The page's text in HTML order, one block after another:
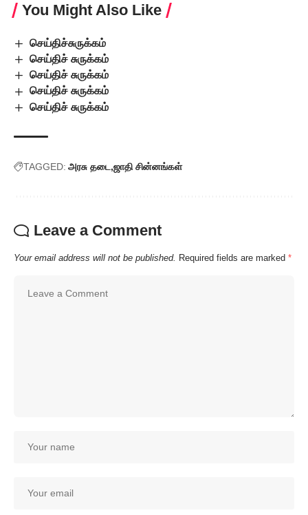
You Might Also Like
செய்திச்சுருக்கம்
செய்திச் சுருக்கம்
செய்திச் சுருக்கம்
செய்திச் சுருக்கம்
செய்திச் சுருக்கம்
TAGGED: அரசு தடை ஜாதி சின்னங்கள்
Leave a Comment
Your email address will not be published. Required fields are marked *